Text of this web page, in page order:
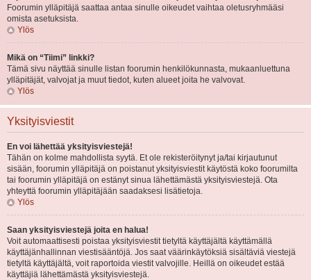
Foorumin ylläpitäjä saattaa antaa sinulle oikeudet vaihtaa oletusryhmääsi
omista asetuksista.
Ylös
Mikä on “Tiimi” linkki?
Tämä sivu näyttää sinulle listan foorumin henkilökunnasta, mukaanluettuna
ylläpitäjät, valvojat ja muut tiedot, kuten alueet joita he valvovat.
Ylös
Yksityisviestit
En voi lähettää yksityisviestejä!
Tähän on kolme mahdollista syytä. Et ole rekisteröitynyt ja/tai kirjautunut
sisään, foorumin ylläpitäjä on poistanut yksityisviestit käytöstä koko foorumilta
tai foorumin ylläpitäjä on estänyt sinua lähettämästä yksityisviestejä. Ota
yhteyttä foorumin ylläpitäjään saadaksesi lisätietoja.
Ylös
Saan yksityisviestejä joita en halua!
Voit automaattisesti poistaa yksityisviestit tietyltä käyttäjältä käyttämällä
käyttäjänhallinnan viestisääntöjä. Jos saat väärinkäytöksiä sisältäviä viestejä
tietyltä käyttäjältä, voit raportoida viestit valvojille. Heillä on oikeudet estää
käyttäjiä lähettämästä yksityisviestejä.